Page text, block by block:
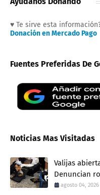
♥ Te sirve esta
Donación en Mercado Pago
Fuentes Preferidas De
Noticias Mas Visitadas
Valijas
Denuncian
agosto 04, 2026